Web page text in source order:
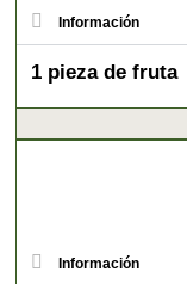
Información
1 pieza de fruta
Información